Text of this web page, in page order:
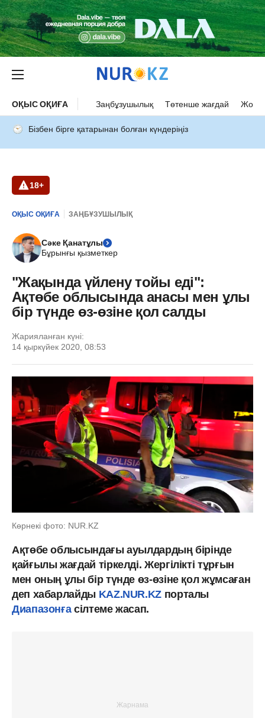
ОҚЫС ОҚИҒА Заңбұзушылық Төтенше жағдай Жол
Бізбен бірге қатарынан болған күндеріңіз
18+
ОҚЫС ОҚИҒА ЗАҢБҰЗУШЫЛЫҚ
Сәке Қанатұлы
Бұрынғы қызметкер
"Жақында үйлену тойы еді":
Ақтөбе облысында анасы мен ұлы
бір түнде өз-өзіне қол салды
Жарияланған күні:
14 қыркүйек 2020, 08:53
Көрнекі фото: NUR.KZ
Ақтөбе облысындағы ауылдардың бірінде
қайғылы жағдай тіркелді. Жергілікті тұрғын
мен оның ұлы бір түнде өз-өзіне қол жұмсаған
деп хабарлайды KAZ.NUR.KZ порталы
Диапазонғасілтеме жасап.